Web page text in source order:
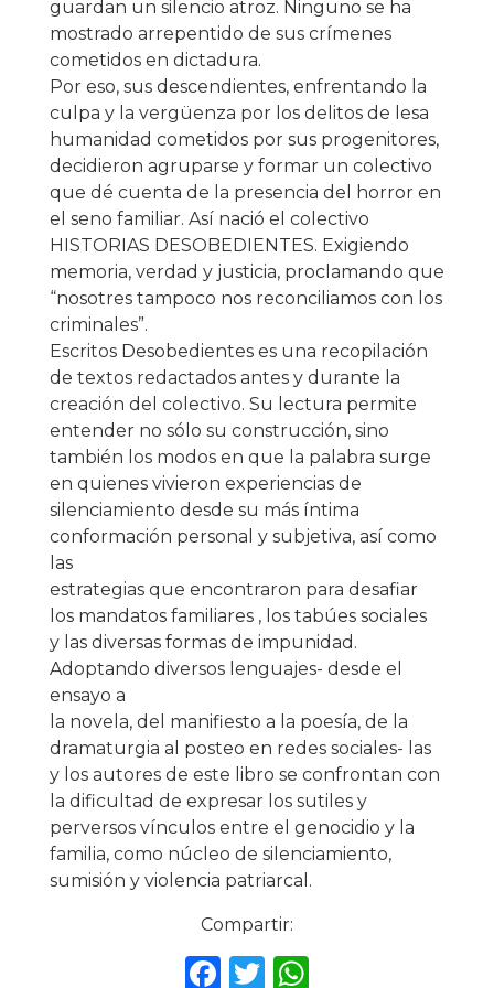
guardan un silencio atroz. Ninguno se ha
mostrado arrepentido de sus crímenes
cometidos en dictadura.
Por eso, sus descendientes, enfrentando la
culpa y la vergüenza por los delitos de lesa
humanidad cometidos por sus progenitores,
decidieron agruparse y formar un colectivo
que dé cuenta de la presencia del horror en
el seno familiar. Así nació el colectivo
HISTORIAS DESOBEDIENTES. Exigiendo
memoria, verdad y justicia, proclamando que
“nosotres tampoco nos reconciliamos con los
criminales”.
Escritos Desobedientes es una recopilación
de textos redactados antes y durante la
creación del colectivo. Su lectura permite
entender no sólo su construcción, sino
también los modos en que la palabra surge
en quienes vivieron experiencias de
silenciamiento desde su más íntima
conformación personal y subjetiva, así como
las
estrategias que encontraron para desafiar
los mandatos familiares , los tabúes sociales
y las diversas formas de impunidad.
Adoptando diversos lenguajes- desde el
ensayo a
la novela, del manifiesto a la poesía, de la
dramaturgia al posteo en redes sociales- las
y los autores de este libro se confrontan con
la dificultad de expresar los sutiles y
perversos vínculos entre el genocidio y la
familia, como núcleo de silenciamiento,
sumisión y violencia patriarcal.
Compartir:
F T W